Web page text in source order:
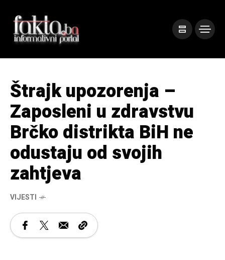
Štrajk upozorenja –
Zaposleni u zdravstvu
Brčko distrikta BiH ne
odustaju od svojih
zahtjeva
VIJESTI